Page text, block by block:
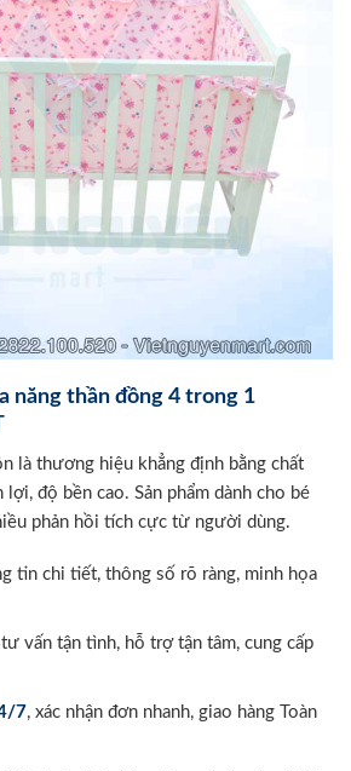
năng thần đồng 4 trong 1
là thương hiệu khẳng định bằng chất
lợi, độ bền cao. Sản phẩm dành cho bé
phản hồi tích cực từ người dùng.
tin chi tiết, thông số rõ ràng, minh họa
vấn tận tình, hỗ trợ tận tâm, cung cấp
7, xác nhận đơn nhanh, giao hàng Toàn